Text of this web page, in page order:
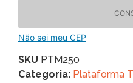
Não sei meu CEP
SKU PTM250
Categoria: Plataforma